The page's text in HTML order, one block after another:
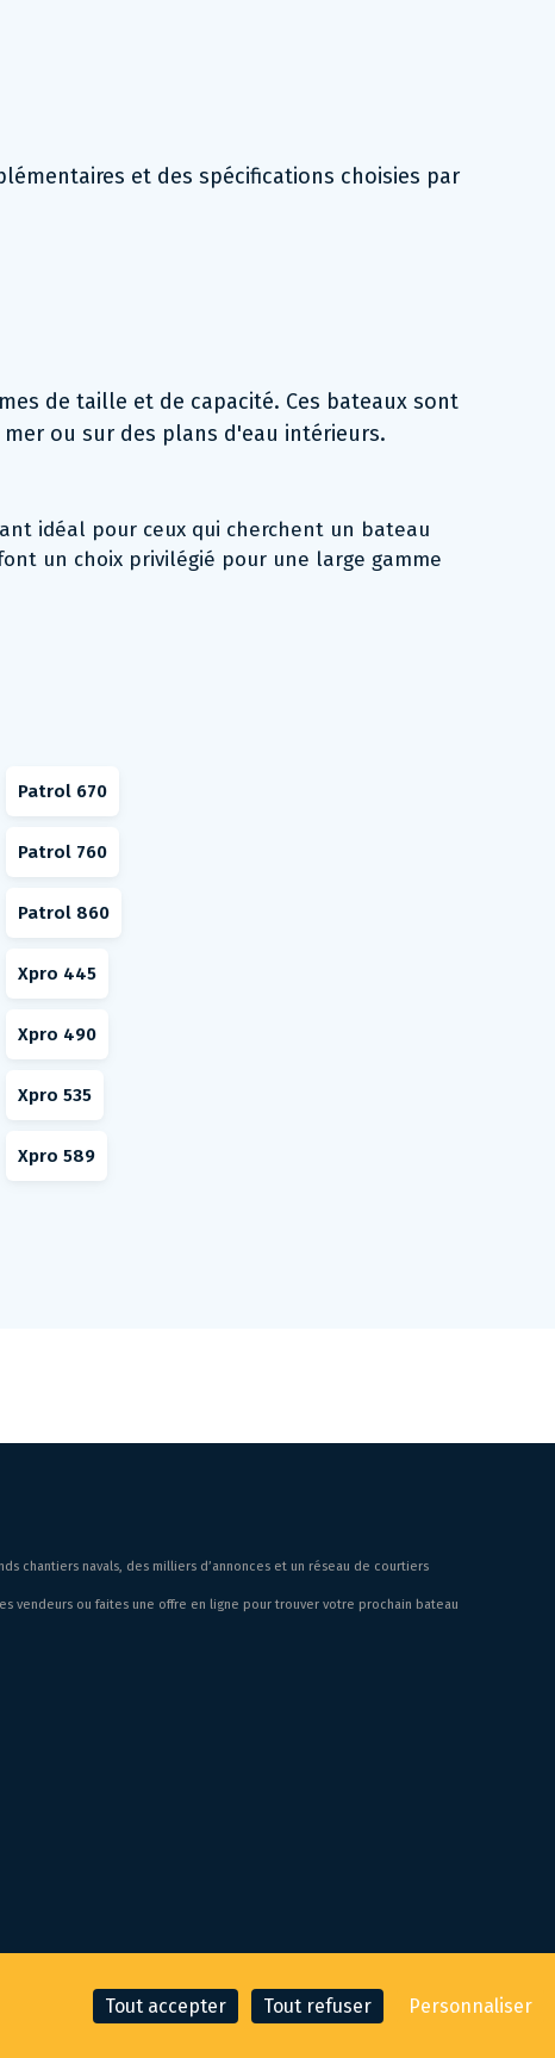
et des spécifications choisies par
de taille et de capacité. Ces bateaux sont
ou sur des plans d'eau intérieurs.
idéal pour ceux qui cherchent un bateau
un choix privilégié pour une large gamme
Patrol 670
Patrol 760
Patrol 860
Xpro 445
Xpro 490
Xpro 535
Xpro 589
chantiers navals, des milliers d’annonces et un réseau de courtiers
vendeurs ou faites une offre en ligne pour trouver votre prochain bateau
Tout accepter Tout refuser Personnaliser